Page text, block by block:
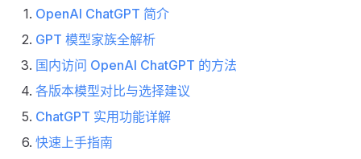
OpenAI ChatGPT 简介
GPT 模型家族全解析
国内访问 OpenAI ChatGPT 的方法
各版本模型对比与选择建议
ChatGPT 实用功能详解
快速上手指南